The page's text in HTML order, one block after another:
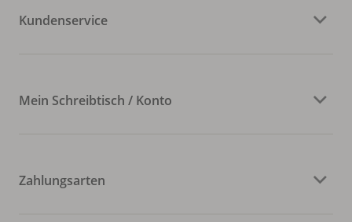
Kundenservice
Mein Schreibtisch / Konto
Zahlungsarten